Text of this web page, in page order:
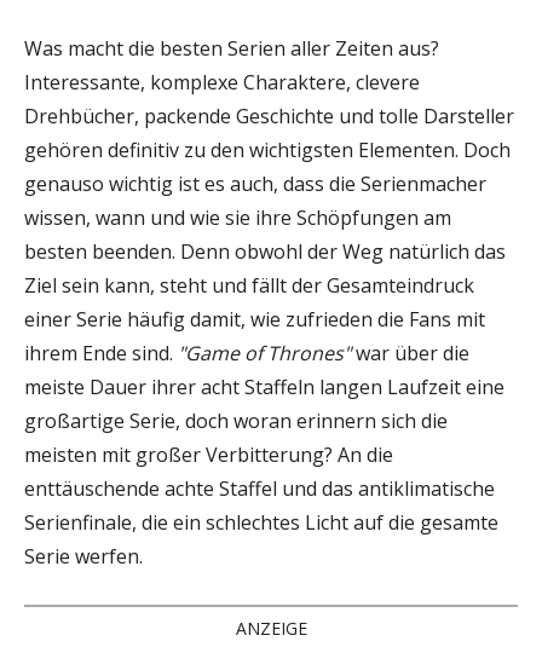
Was macht die besten Serien aller Zeiten aus?
Interessante, komplexe Charaktere, clevere
Drehbücher, packende Geschichte und tolle Darsteller
gehören definitiv zu den wichtigsten Elementen. Doch
genauso wichtig ist es auch, dass die Serienmacher
wissen, wann und wie sie ihre Schöpfungen am
besten beenden. Denn obwohl der Weg natürlich das
Ziel sein kann, steht und fällt der Gesamteindruck
einer Serie häufig damit, wie zufrieden die Fans mit
ihrem Ende sind. "Game of Thrones"war über die
meiste Dauer ihrer acht Staffeln langen Laufzeit eine
großartige Serie, doch woran erinnern sich die
meisten mit großer Verbitterung? An die
enttäuschende achte Staffel und das antiklimatische
Serienfinale, die ein schlechtes Licht auf die gesamte
Serie werfen.
ANZEIGE